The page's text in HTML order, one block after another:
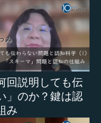
回説明しても伝
」のか？鍵は認
み